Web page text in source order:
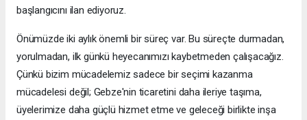
başlangıcını ilan ediyoruz.
Önümüzde iki aylık önemli bir süreç var. Bu süreçte durmadan,
yorulmadan, ilk günkü heyecanımızı kaybetmeden çalışacağız.
Çünkü bizim mücadelemiz sadece bir seçimi kazanma
mücadelesi değil; Gebze'nin ticaretini daha ileriye taşıma,
üyelerimize daha güçlü hizmet etme ve geleceği birlikte inşa